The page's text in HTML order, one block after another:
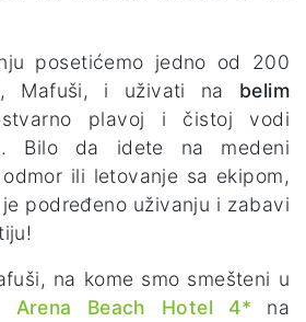
posetićemo jedno od 200
Mafuši, i uživati na belim
plavoj i čistoj vodi
Bilo da idete na medeni
ili letovanje sa ekipom,
podređeno uživanju i zabavi
na kome smo smešteni u
Arena Beach Hotel 4* na